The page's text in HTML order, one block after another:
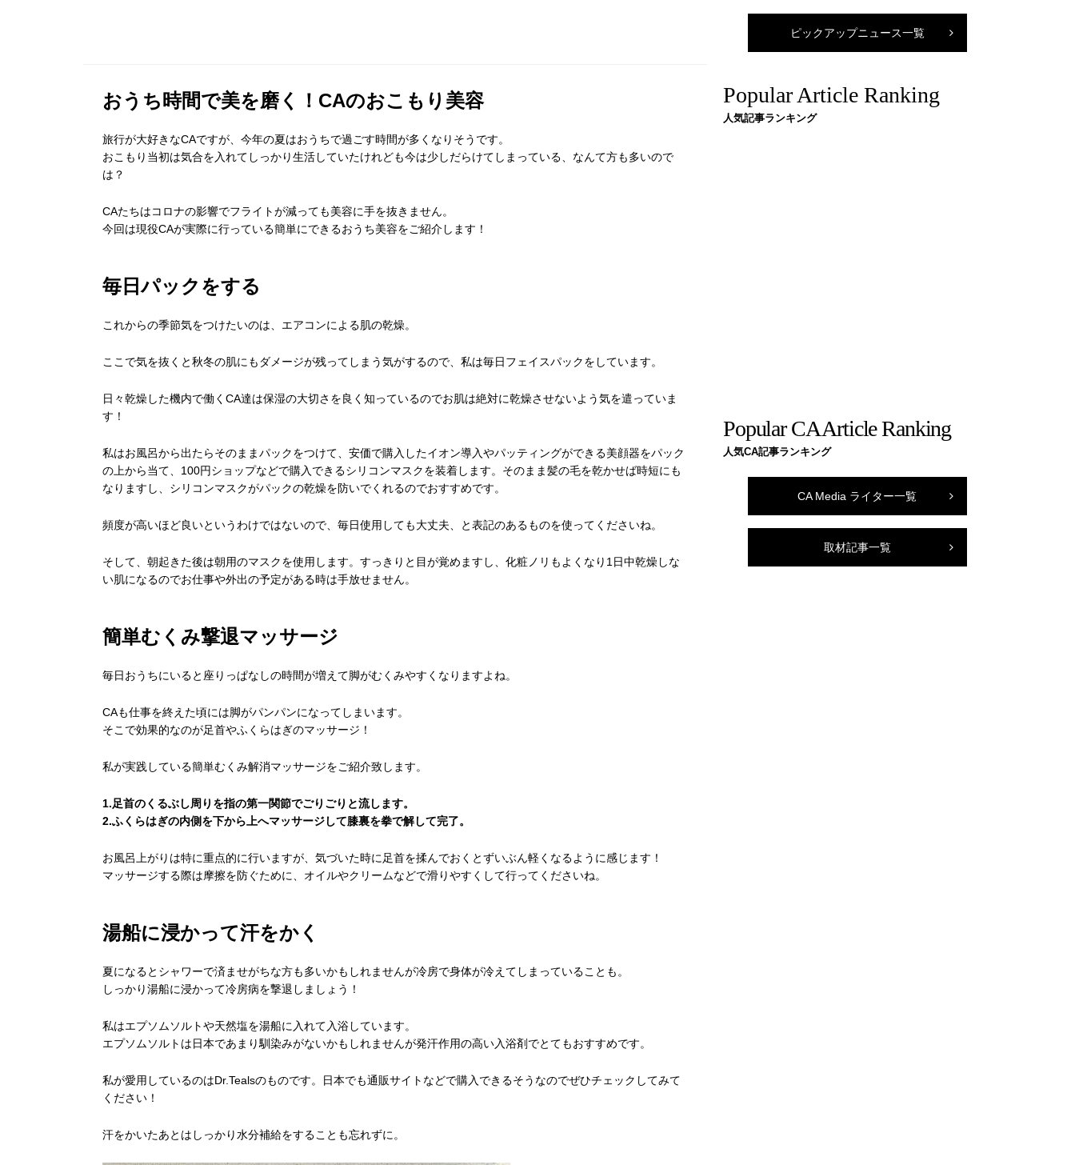
おうち時間で美を磨く！CAのおこもり美容
旅行が大好きなCAですが、今年の夏はおうちで過ごす時間が多くなりそうです。
おこもり当初は気合を入れてしっかり生活していたけれども今は少しだらけてしまっている、なんて方も多いので
は？
CAたちはコロナの影響でフライトが減っても美容に手を抜きません。
今回は現役CAが実際に行っている簡単にできるおうち美容をご紹介します！
毎日パックをする
これからの季節気をつけたいのは、エアコンによる肌の乾燥。
ここで気を抜くと秋冬の肌にもダメージが残ってしまう気がするので、私は毎日フェイスパックをしています。
日々乾燥した機内で働くCA達は保湿の大切さを良く知っているのでお肌は絶対に乾燥させないよう気を遣っていま
す！
私はお風呂から出たらそのままパックをつけて、安価で購入したイオン導入やパッティングができる美顔器をパック
の上から当て、100円ショップなどで購入できるシリコンマスクを装着します。そのまま髪の毛を乾かせば時短にも
なりますし、シリコンマスクがパックの乾燥を防いでくれるのでおすすめです。
頻度が高いほど良いというわけではないので、毎日使用しても大丈夫、と表記のあるものを使ってくださいね。
そして、朝起きた後は朝用のマスクを使用します。すっきりと目が覚めますし、化粧ノリもよくなり1日中乾燥しな
い肌になるのでお仕事や外出の予定がある時は手放せません。
簡単むくみ撃退マッサージ
毎日おうちにいると座りっぱなしの時間が増えて脚がむくみやすくなりますよね。
CAも仕事を終えた頃には脚がパンパンになってしまいます。
そこで効果的なのが足首やふくらはぎのマッサージ！
私が実践している簡単むくみ解消マッサージをご紹介致します。
1.足首のくるぶし周りを指の第一関節でごりごりと流します。
2.ふくらはぎの内側を下から上へマッサージして膝裏を拳で解して完了。
お風呂上がりは特に重点的に行いますが、気づいた時に足首を揉んでおくとずいぶん軽くなるように感じます！
マッサージする際は摩擦を防ぐために、オイルやクリームなどで滑りやすくして行ってくださいね。
湯船に浸かって汗をかく
夏になるとシャワーで済ませがちな方も多いかもしれませんが冷房で身体が冷えてしまっていることも。
しっかり湯船に浸かって冷房病を撃退しましょう！
私はエプソムソルトや天然塩を湯船に入れて入浴しています。
エプソムソルトは日本であまり馴染みがないかもしれませんが発汗作用の高い入浴剤でとてもおすすめです。
私が愛用しているのはDr.Tealsのものです。日本でも通販サイトなどで購入できるそうなのでぜひチェックしてみて
ください！
汗をかいたあとはしっかり水分補給をすることも忘れずに。
ピックアップニュース一覧
Popular Article Ranking
人気記事ランキング
Popular CA Article Ranking
人気CA記事ランキング
CA Media ライター一覧
取材記事一覧